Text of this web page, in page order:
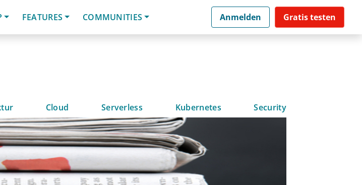
FEATURES COMMUNITIES Anmelden Gratis testen
Cloud Serverless Kubernetes Security